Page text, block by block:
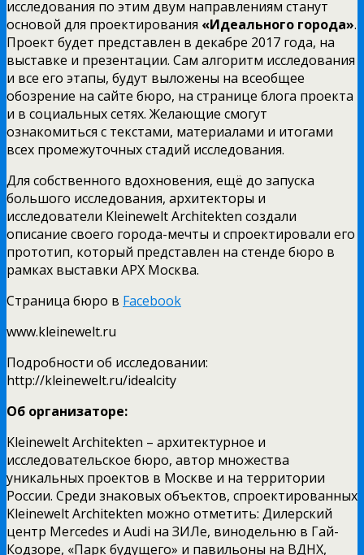
исследования по этим двум направлениям станут
основой для проектирования «Идеального города».
Проект будет представлен в декабре 2017 года, на
выставке и презентации. Сам алгоритм исследования
и все его этапы, будут выложены на всеобщее
обозрение на сайте бюро, на странице блога проекта
и в социальных сетях. Желающие смогут
ознакомиться с текстами, материалами и итогами
всех промежуточных стадий исследования.
Для собственного вдохновения, ещё до запуска
большого исследования, архитекторы и
исследователи Kleinewelt Architekten создали
описание своего города-мечты и спроектировали его
прототип, который представлен на стенде бюро в
рамках выставки АРХ Москва.
Страница бюро в Facebook
www.kleinewelt.ru
Подробности об исследовании:
http://kleinewelt.ru/idealcity
Об организаторе:
Kleinewelt Architekten – архитектурное и
исследовательское бюро, автор множества
уникальных проектов в Москве и на территории
России. Среди знаковых объектов, спроектированных
Kleinewelt Architekten можно отметить: Дилерский
центр Mercedes и Audi на ЗИЛе, винодельню в Гай-
Кодзоре, «Парк будущего» и павильоны на ВДНХ,